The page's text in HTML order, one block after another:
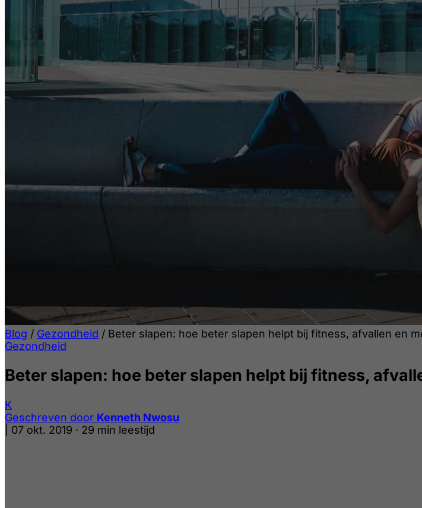
Blog / Gezondheid / Beter slapen: hoe beter slapen helpt bij fitness, afvallen en
Gezondheid
Beter slapen: hoe beter slapen helpt bij fitness,
K
Geschreven door Kenneth Nwosu
07 okt. 2019 · 29 min leestijd